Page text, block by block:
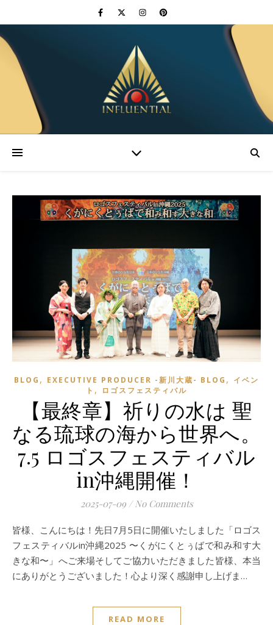
BLOG , EXECUTIVE PRODUCER -新川大蔵- BLOG , イベン
ト , ロゴスフェスティバル
【最終章】祈りの水は 聖
なる琉球の海から世界へ。
7.5 ロゴスフェスティバル
in沖縄開催！
2025-07-09 / No Comments
皆様、こんにちは！先日7月5日に開催いたしました「ロゴス
フェスティバルin沖縄2025 〜くがにくとぅばで和み和す大
きな和〜」へご来場そしてご協力いただきました皆様、本当
にありがとうございました！心より深く感謝申し上げま…
READ MORE